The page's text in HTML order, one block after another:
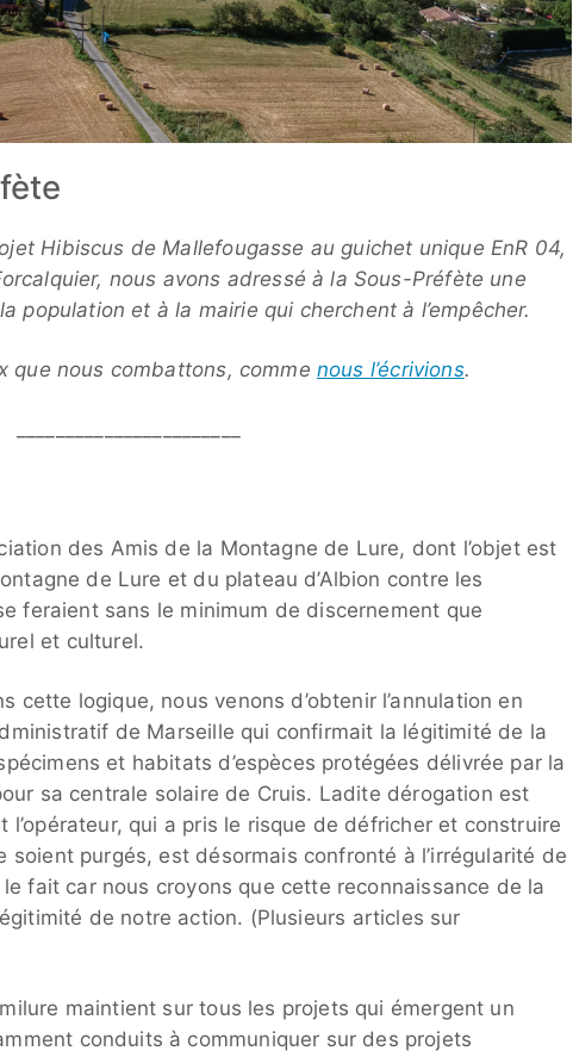
Hibiscus de Mallefougasse au guichet unique EnR 04,
nous avons adressé à la Sous-Préfète une
population et à la mairie qui cherchent à l’empêcher.
que nous combattons, comme nous l’écrivions.
des Amis de la Montagne de Lure, dont l’objet est
de Lure et du plateau d’Albion contre les
feraient sans le minimum de discernement que
et culturel.
cette logique, nous venons d’obtenir l’annulation en
de Marseille qui confirmait la légitimité de la
et habitats d’espèces protégées délivrée par la
sa centrale solaire de Cruis. Ladite dérogation est
qui a pris le risque de défricher et construire
soient purgés, est désormais confronté à l’irrégularité de
fait car nous croyons que cette reconnaissance de la
de notre action. (Plusieurs articles sur
maintient sur tous les projets qui émergent un
conduits à communiquer sur des projets